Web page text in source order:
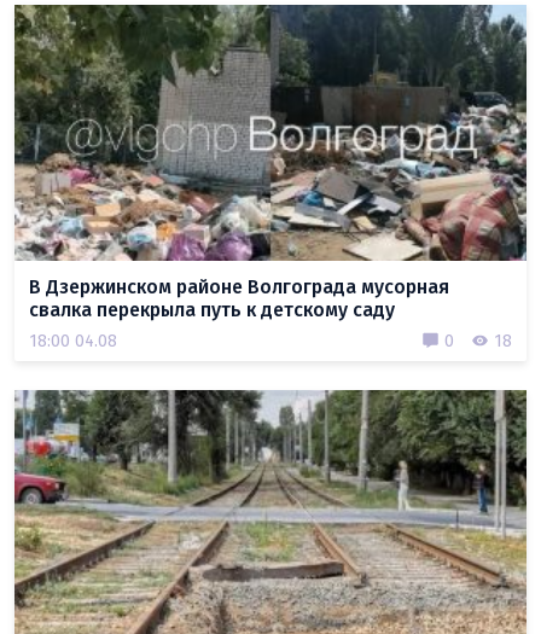
В Дзержинском районе Волгограда мусорная
свалка перекрыла путь к детскому саду
18:00 04.08 0 18